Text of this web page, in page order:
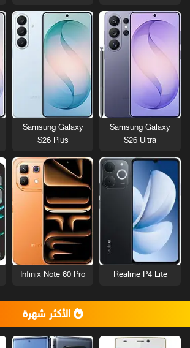
Samsung Galaxy
S26 Ultra
Samsung Galaxy
S26 Plus
Realme P4 Lite
Infinix Note 60 Pro
الأكثر شهرة